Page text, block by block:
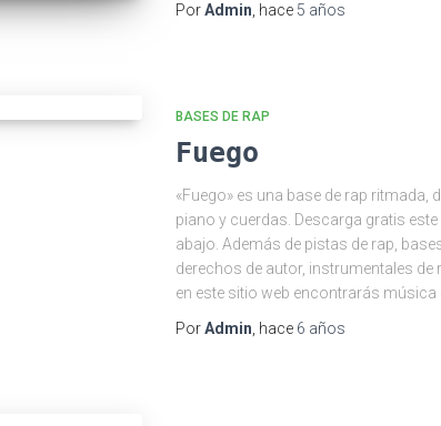
PorAdmin , hace 5 años
BASES DE RAP
Fuego
«Fuego» es una base de rap
piano y cuerdas. Descarga gratis
abajo. Además de pistas de rap,
derechos de autor, instrumentales de
en este sitio web encontrarás música
PorAdmin , hace 6 años